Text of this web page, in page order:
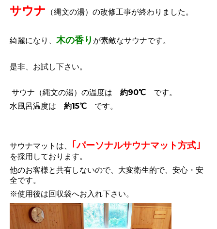
サウナ （縄文の湯）の改修工事が終わりました。
綺麗になり、 木の香り が素敵なサウナです。
是非、お試し下さい。
サウナ（縄文の湯）の温度は 約90℃ です。
水風呂温度は 約15℃ です。
サウナマットは、 ｢パーソナルサウナマット方式｣
を採用しております。
他のお客様と共有しないので、大変衛生的で、安心・安
全です。
※使用後は回収袋へお入れ下さい。